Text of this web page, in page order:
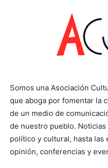
Somos una Asociación
que aboga por fomentar la
de un medio de
de nuestro pueblo.
político y cultural, hasta
opinión, conferencias y